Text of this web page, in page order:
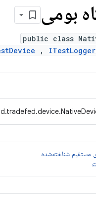
بومی
public class
,
مستقیم شناخته‌شده